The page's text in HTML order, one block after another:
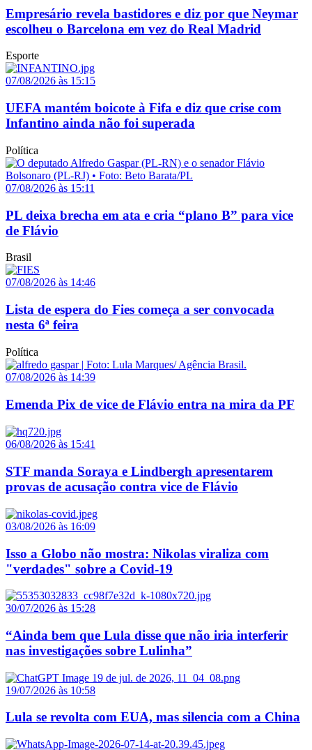
Empresário revela bastidores e diz por que Neymar
escolheu o Barcelona em vez do Real Madrid
Esporte
07/08/2026 às 15:15
UEFA mantém boicote à Fifa e diz que crise com
Infantino ainda não foi superada
Política
07/08/2026 às 15:11
PL deixa brecha em ata e cria “plano B” para vice
de Flávio
Brasil
07/08/2026 às 14:46
Lista de espera do Fies começa a ser convocada
nesta 6ª feira
Política
07/08/2026 às 14:39
Emenda Pix de vice de Flávio entra na mira da PF
06/08/2026 às 15:41
STF manda Soraya e Lindbergh apresentarem
provas de acusação contra vice de Flávio
03/08/2026 às 16:09
Isso a Globo não mostra: Nikolas viraliza com
"verdades" sobre a Covid-19
30/07/2026 às 15:28
“Ainda bem que Lula disse que não iria interferir
nas investigações sobre Lulinha”
19/07/2026 às 10:58
Lula se revolta com EUA, mas silencia com a China